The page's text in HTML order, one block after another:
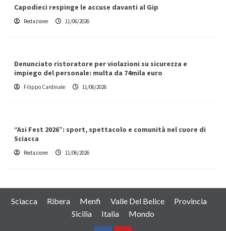
Capodieci respinge le accuse davanti al Gip
Redazione 11/06/2026
Denunciato ristoratore per violazioni su sicurezza e
impiego del personale: multa da 74mila euro
Filippo Cardinale 11/06/2026
“Asi Fest 2026”: sport, spettacolo e comunità nel cuore di
Sciacca
Redazione 11/06/2026
Sciacca Ribera Menfi Valle Del Belice
Provincia
Sicilia
Italia Mondo